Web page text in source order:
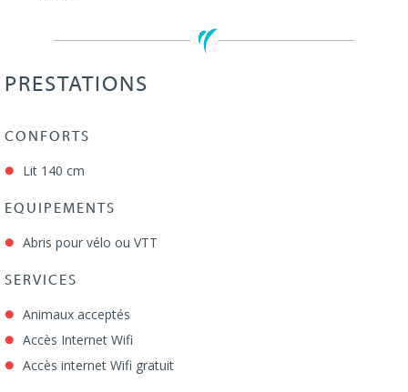
PRESTATIONS
CONFORTS
Lit 140 cm
EQUIPEMENTS
Abris pour vélo ou VTT
SERVICES
Animaux acceptés
Accès Internet Wifi
Accès internet Wifi gratuit